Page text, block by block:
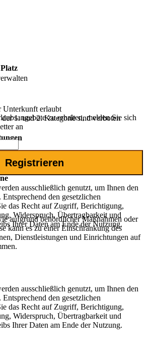
Unterkunft erlaubt
der 1. und 2. Kategorie sind verboten
aufgrund behördlicher Maßnahmen oder
kann es zu einer Einschränkung des
Dienstleistungen und Einrichtungen auf
zu erhalten, melden Sie sich
an
Registrieren
ausschließlich genutzt, um Ihnen den
den gesetzlichen
das Recht auf Zugriff, Berichtigung,
Widerspruch, Übertragbarkeit und
Ihrer Daten am Ende der Nutzung.
ausschließlich genutzt, um Ihnen den
den gesetzlichen
das Recht auf Zugriff, Berichtigung,
Widerspruch, Übertragbarkeit und
Ihrer Daten am Ende der Nutzung.